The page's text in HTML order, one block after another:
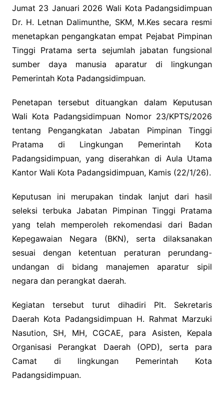
e
b
o
o
k
e
dI
n
s
A
p
p
Jumat 23 Januari 2026 Wali Kota Padangsidimpuan
Dr. H. Letnan Dalimunthe, SKM, M.Kes secara resmi
menetapkan pengangkatan empat Pejabat Pimpinan
Tinggi Pratama serta sejumlah jabatan fungsional
sumber daya manusia aparatur di lingkungan
Pemerintah Kota Padangsidimpuan.
Penetapan tersebut dituangkan dalam Keputusan
Wali Kota Padangsidimpuan Nomor 23/KPTS/2026
tentang Pengangkatan Jabatan Pimpinan Tinggi
Pratama di Lingkungan Pemerintah Kota
Padangsidimpuan, yang diserahkan di Aula Utama
Kantor Wali Kota Padangsidimpuan, Kamis (22/1/26).
Keputusan ini merupakan tindak lanjut dari hasil
seleksi terbuka Jabatan Pimpinan Tinggi Pratama
yang telah memperoleh rekomendasi dari Badan
Kepegawaian Negara (BKN), serta dilaksanakan
sesuai dengan ketentuan peraturan perundang-
undangan di bidang manajemen aparatur sipil
negara dan perangkat daerah.
Kegiatan tersebut turut dihadiri Plt. Sekretaris
Daerah Kota Padangsidimpuan H. Rahmat Marzuki
Nasution, SH, MH, CGCAE, para Asisten, Kepala
Organisasi Perangkat Daerah (OPD), serta para
Camat di lingkungan Pemerintah Kota
Padangsidimpuan.